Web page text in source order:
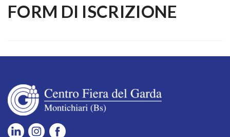
FORM DI ISCRIZIONE